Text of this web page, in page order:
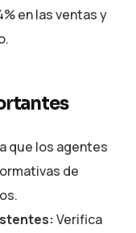
en las ventas y
que los agentes
de
Verifica